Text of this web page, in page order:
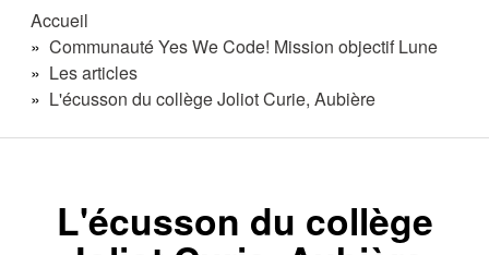
Accueil
Communauté Yes We Code! Mission objectif Lune
Les articles
L'écusson du collège Joliot Curie, Aubière
L'écusson du collège